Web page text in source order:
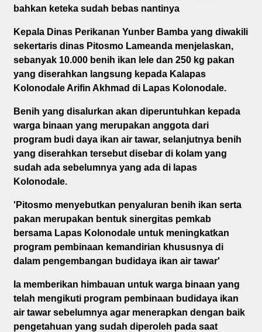
bahkan keteka sudah bebas nantinya
Kepala Dinas Perikanan Yunber Bamba yang diwakili
sekertaris dinas Pitosmo Lameanda menjelaskan,
sebanyak 10.000 benih ikan lele dan 250 kg pakan
yang diserahkan langsung kepada Kalapas
Kolonodale Arifin Akhmad di Lapas Kolonodale.
Benih yang disalurkan akan diperuntuhkan kepada
warga binaan yang merupakan anggota dari
program budi daya ikan air tawar, selanjutnya benih
yang diserahkan tersebut disebar di kolam yang
sudah ada sebelumnya yang ada di lapas
Kolonodale.
'Pitosmo menyebutkan penyaluran benih ikan serta
pakan merupakan bentuk sinergitas pemkab
bersama Lapas Kolonodale untuk meningkatkan
program pembinaan kemandirian khususnya di
dalam pengembangan budidaya ikan air tawar'
Ia memberikan himbauan untuk warga binaan yang
telah mengikuti program pembinaan budidaya ikan
air tawar sebelumnya agar menerapkan dengan baik
pengetahuan yang sudah diperoleh pada saat